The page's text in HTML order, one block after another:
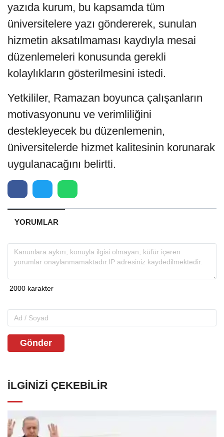
yazıda kurum, bu kapsamda tüm
üniversitelere yazı göndererek, sunulan
hizmetin aksatılmaması kaydıyla mesai
düzenlemeleri konusunda gerekli
kolaylıkların gösterilmesini istedi.
Yetkililer, Ramazan boyunca çalışanların
motivasyonunu ve verimliliğini
destekleyecek bu düzenlemenin,
üniversitelerde hizmet kalitesinin korunarak
uygulanacağını belirtti.
YORUMLAR
Gönder
İLGINIZI ÇEKEBILIR